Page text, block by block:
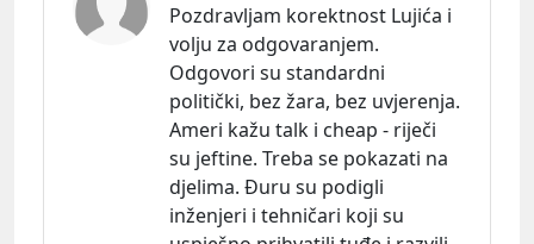
Pozdravljam korektnost Lujića i
volju za odgovaranjem.
Odgovori su standardni
politički, bez žara, bez uvjerenja.
Ameri kažu talk i cheap - riječi
su jeftine. Treba se pokazati na
djelima. Đuru su podigli
inženjeri i tehničari koji su